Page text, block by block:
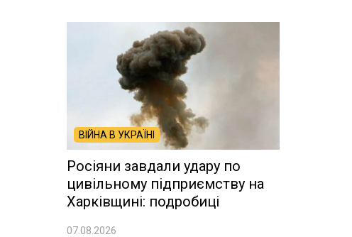
ВІЙНА В УКРАЇНІ
Росіяни завдали удару по
цивільному підприємству на
Харківщині: подробиці
07.08.2026